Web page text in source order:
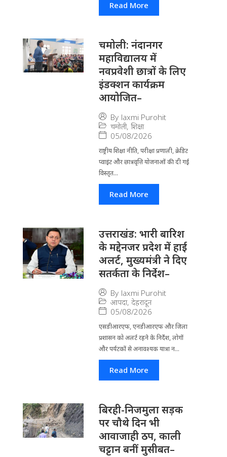
Read More
चमोली: नंदानगर
महाविद्यालय में
नवप्रवेशी छात्रों के लिए
इंडक्शन कार्यक्रम
आयोजित–
By laxmi Purohit
चमोली, शिक्षा
05/08/2026
राष्ट्रीय शिक्षा नीति, परीक्षा प्रणाली, क्रेडिट
प्वाइंट और छात्रवृत्ति योजनाओं की दी गई
विस्तृत...
Read More
उत्तराखंड: भारी बारिश
के मद्देनजर प्रदेश में हाई
अलर्ट, मुख्यमंत्री ने दिए
सतर्कता के निर्देश–
By laxmi Purohit
आपदा, देहरादून
05/08/2026
एसडीआरएफ, एनडीआरएफ और जिला
प्रशासन को अलर्ट रहने के निर्देश, लोगों
और पर्यटकों से अनावश्यक यात्रा न...
Read More
बिरही-निजमुला सड़क
पर चौथे दिन भी
आवाजाही ठप, काली
चट्टान बनीं मुसीबत–